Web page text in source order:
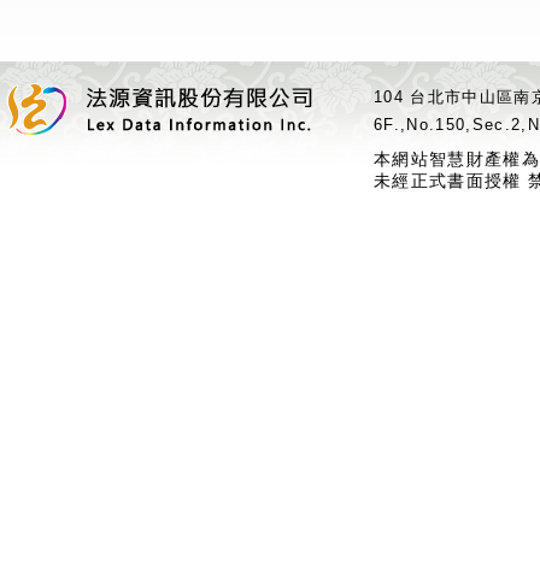
104 台北市中山區
本網站智慧財產權
未經正式書面授權